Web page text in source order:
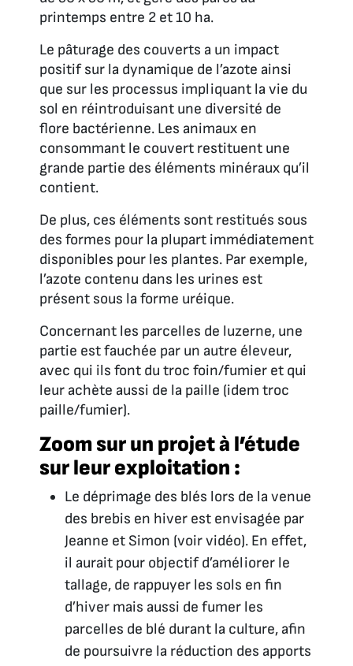
printemps entre 2 et 10 ha.
Le pâturage des couverts a un impact
positif sur la dynamique de l’azote ainsi
que sur les processus impliquant la vie du
sol en réintroduisant une diversité de
flore bactérienne. Les animaux en
consommant le couvert restituent une
grande partie des éléments minéraux qu’il
contient.
De plus, ces éléments sont restitués sous
des formes pour la plupart immédiatement
disponibles pour les plantes. Par exemple,
l’azote contenu dans les urines est
présent sous la forme uréique.
Concernant les parcelles de luzerne, une
partie est fauchée par un autre éleveur,
avec qui ils font du troc foin/fumier et qui
leur achète aussi de la paille (idem troc
paille/fumier).
Zoom sur un projet à l’étude
sur leur exploitation :
Le déprimage des blés lors de la venue
des brebis en hiver est envisagée par
Jeanne et Simon (voir vidéo). En effet,
il aurait pour objectif d’améliorer le
tallage, de rappuyer les sols en fin
d’hiver mais aussi de fumer les
parcelles de blé durant la culture, afin
de poursuivre la réduction des apports